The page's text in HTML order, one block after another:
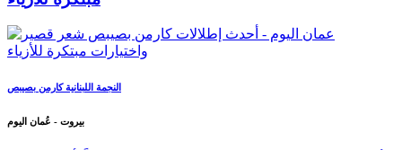
النجمة اللبنانية كارمن بصيبص
بيروت - عُمان اليوم